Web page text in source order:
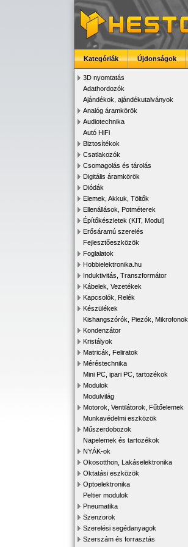
Kategóriák Újdonságok
3D nyomtatás
Adathordozók
Ajándékok, ajándékutalványok
Analóg áramkörök
Audiotechnika
Autó HiFi
Biztosítékok
Csatlakozók
Csomagolás és tárolás
Digitális áramkörök
Diódák
Elemek, Akkuk, Töltők
Ellenállások, Potméterek
Építőkészletek (KIT, Modul)
Erősáramú szerelés
Fejlesztőeszközök
Foglalatok
Hobbielektronika.hu
Induktivitás, Transzformátor
Kábelek, Vezetékek
Kapcsolók, Relék
Készülékek
Kishangszórók, Piezók, Mikrofonok
Kondenzátor
Kristályok
Matricák, Feliratok
Méréstechnika
Mini PC, ipari PC, tartozékok
Modulok
Modulvilág
Motorok, Ventilátorok, Fűtőelemek
Munkavédelmi eszközök
Műszerdobozok
Napelemek és tartozékok
NYÁK-ok
Okosotthon, Lakáselektronika
Oktatási eszközök
Optoelektronika
Peltier modulok
Pneumatika
Szenzorok
Szerelési segédanyagok
Szerszám és forrasztás